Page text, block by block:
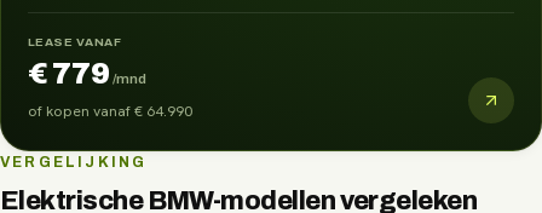
LEASE VANAF
€ 779 /mnd
of kopen vanaf€ 64.990
VERGELIJKING
Elektrische BMW-modellen vergeleken